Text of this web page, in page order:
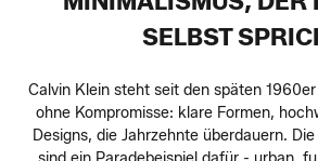
SELBST
Calvin Klein steht seit den späten
ohne Kompromisse: klare Formen,
Designs, die Jahrzehnte überdauern.